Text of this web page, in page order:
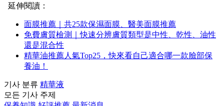
延伸閱讀：
面膜推薦｜共25款保濕面膜、醫美面膜推薦
免費膚質檢測｜快速分辨膚質類型是中性、乾性、油性
還是混合性
精華油推薦人氣Top25，快來看自己適合哪一款臉部保
養油！
기사 분류 精華液
모든 기사 주제